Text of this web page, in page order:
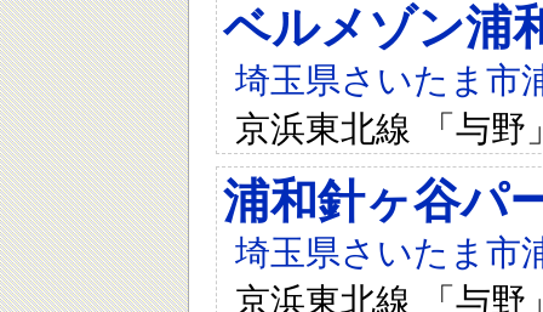
ベルメゾン浦
埼玉県さいたま市
京浜東北線 「与野
浦和針ヶ谷パ
埼玉県さいたま市
京浜東北線 「与野